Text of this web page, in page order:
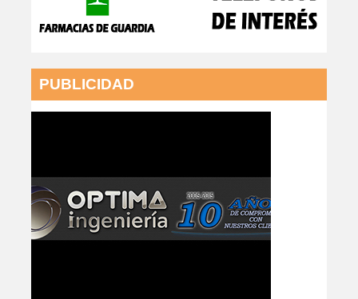
PUBLICIDAD